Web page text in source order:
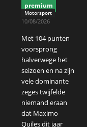
premium
Motorsport
10/08/2026
Met 104 punten
voorsprong
halverwege het
seizoen en na zijn
vele dominante
zeges twijfelde
niemand eraan
dat Maximo
Quiles dit jaar